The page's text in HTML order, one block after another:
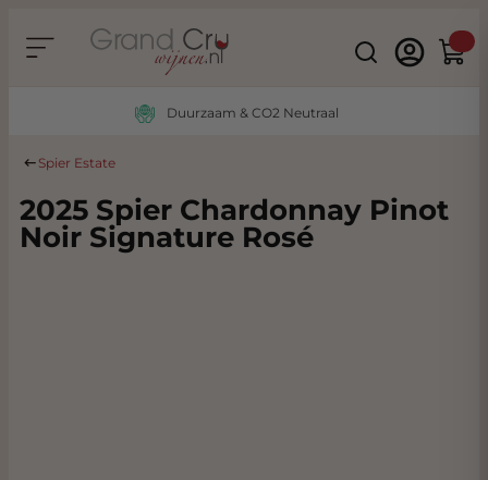
Search
Duurzaam & CO2 Neutraal
Spier Estate
2025 Spier Chardonnay Pinot
Noir Signature Rosé